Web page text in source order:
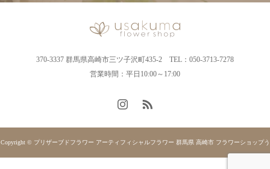
370-3337 群馬県高崎市三ツ子沢町435-2 TEL：050-3713-7278
営業時間：平日10:00～17:00
Copyright © プリザーブドフラワー アーティフィシャルフラワー 群馬県 高崎市 フラワーショップう